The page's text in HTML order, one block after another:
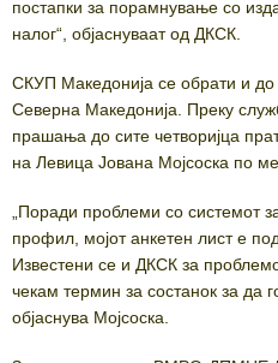
постапки за порамнување со
налог“, објаснуваат од ДКСК.
СКУП Македонија се обрати и
Северна Македонија. Преку
прашања до сите четворијца
на Левица Јована Мојсоска по
„Поради проблеми со системот
профил, мојот анкетен лист е
Известени се и ДКСК за
чекам термин за состанок за да
објаснува Мојсоска.